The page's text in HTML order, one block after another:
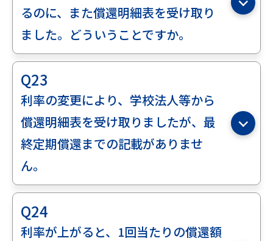
るのに、また償還明細表を受け取り
ました。どういうことですか。
Q23
利率の変更により、学校法人等から
償還明細表を受け取りましたが、最
終定期償還までの記載がありませ
ん。
Q24
利率が上がると、1回当たりの償還額